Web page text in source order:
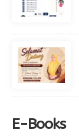
E-Books